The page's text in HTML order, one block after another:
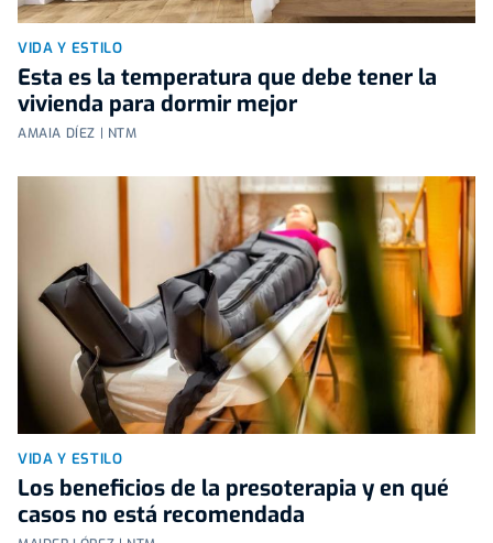
VIDA Y ESTILO
Esta es la temperatura que debe tener la
vivienda para dormir mejor
AMAIA DÍEZ | NTM
VIDA Y ESTILO
Los beneficios de la presoterapia y en qué
casos no está recomendada